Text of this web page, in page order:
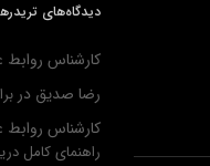
دیدگاه‌های
کارشناس
رضا صدیق در
کارشناس
راهنمای کامل